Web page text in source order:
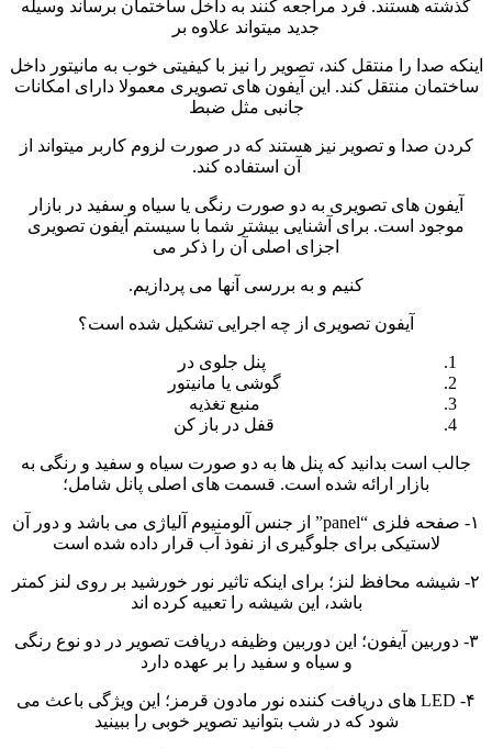
گذشته هستند. فرد مراجعه کنند به داخل ساختمان برساند وسیله
جدید میتواند علاوه بر
اینکه صدا را منتقل کند، تصویر را نیز با کیفیتی خوب به مانیتور داخل
ساختمان منتقل کند. این آیفون های تصویری معمولا دارای امکانات
جانبی مثل ضبط
کردن صدا و تصویر نیز هستند که در صورت لزوم کاربر میتواند از
آن استفاده کند.
آیفون های تصویری به دو صورت رنگی یا سیاه و سفید در بازار
موجود است. برای آشنایی بیشتر شما با سیستم آیفون تصویری
اجزای اصلی آن را ذکر می
کنیم و به بررسی آنها می پردازیم.
آیفون تصویری از چه اجرایی تشکیل شده است؟
پنل جلوی در
گوشی یا مانیتور
منبع تغذیه
قفل در باز کن
جالب است بدانید که پنل ها به دو صورت سیاه و سفید و رنگی به
بازار ارائه شده است. قسمت های اصلی پانل شامل؛
۱- صفحه فلزی “panel” از جنس آلومنیوم آلیاژی می باشد و دور آن
لاستیکی برای جلوگیری از نفوذ آب قرار داده شده است
۲- شیشه محافظ لنز؛ برای اینکه تاثیر نور خورشید بر روی لنز کمتر
باشد، این شیشه را تعبیه کرده اند
۳- دوربین آیفون؛ این دوربین وظیفه دریافت تصویر در دو نوع رنگی
و سیاه و سفید را بر عهده دارد
۴- LED های دریافت کننده نور مادون قرمز؛ این ویژگی باعث می
شود که در شب بتوانید تصویر خوبی را ببینید